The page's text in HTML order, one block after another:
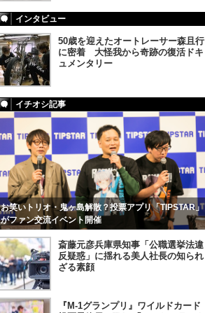
インタビュー
50歳を迎えたオートレーサー森且行
に密着 大怪我から奇跡の復活ドキ
ュメンタリー
イチオシ記事
お笑いトリオ・鬼ヶ島解散？投票アプリ「TIPSTAR」
がファン交流イベント開催
斎藤元彦兵庫県知事「公職選挙法違
反疑惑」に揺れる美人社長の知られ
ざる素顔
『M-1グランプリ』ワイルドカード